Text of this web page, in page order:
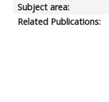
Subject area:
Related Publications: